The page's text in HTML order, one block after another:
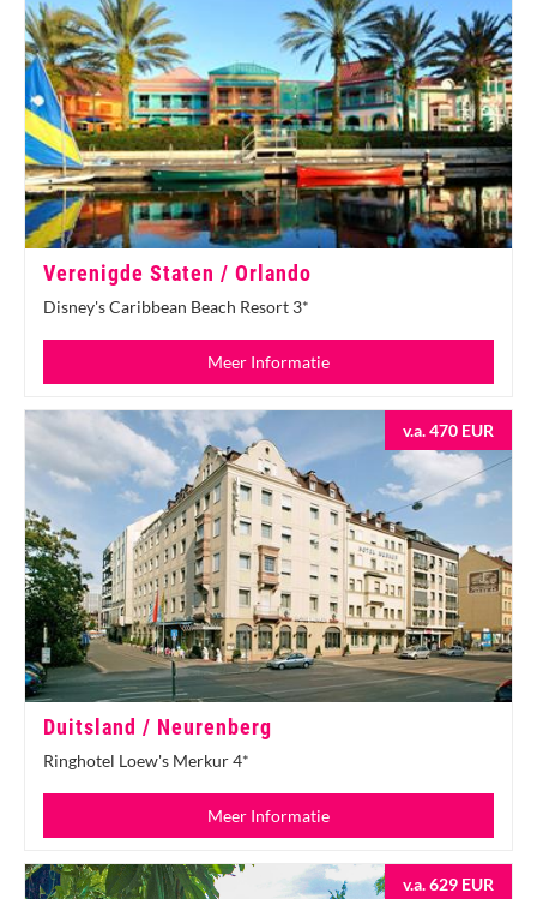
Verenigde Staten / Orlando
Disney's Caribbean Beach Resort 3*
Meer Informatie
v.a. 470 EUR
Duitsland / Neurenberg
Ringhotel Loew's Merkur 4*
Meer Informatie
v.a. 629 EUR